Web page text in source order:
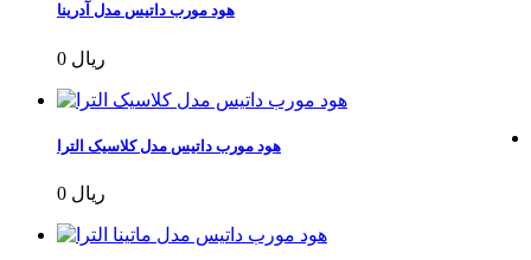
هود مورب داتیس مدل آدرینا
0 ریال
هود مورب داتیس مدل کلاسیک الترا
0 ریال